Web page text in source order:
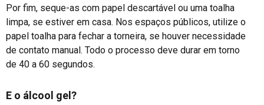
Por fim, seque-as com papel descartável ou uma toalha
limpa, se estiver em casa. Nos espaços públicos, utilize o
papel toalha para fechar a torneira, se houver necessidade
de contato manual. Todo o processo deve durar em torno
de 40 a 60 segundos.
E o álcool gel?